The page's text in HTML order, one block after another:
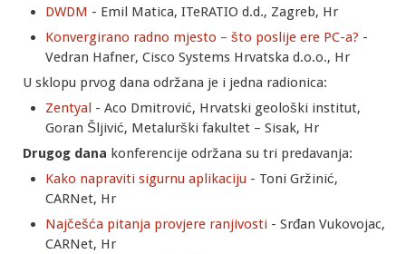
DWDM - Emil Matica, ITeRATIO d.d., Zagreb, Hr
Konvergirano radno mjesto – što poslije ere PC-a? -
Vedran Hafner, Cisco Systems Hrvatska d.o.o., Hr
U sklopu prvog dana održana je i jedna radionica:
Zentyal - Aco Dmitrović, Hrvatski geološki institut,
Goran Šljivić, Metalurški fakultet – Sisak, Hr
Drugog dana konferencije održana su tri predavanja:
Kako napraviti sigurnu aplikaciju - Toni Gržinić,
CARNet, Hr
Najčešća pitanja provjere ranjivosti - Srđan Vukovojac,
CARNet, Hr